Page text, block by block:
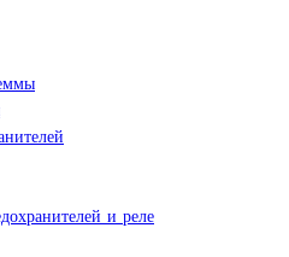
и реле